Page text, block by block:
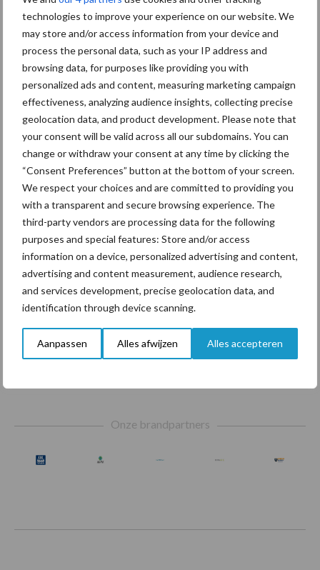
technologies to improve your experience on our website. We
may store and/or access information from your device and
process the personal data, such as your IP address and
browsing data, for purposes like providing you with
personalized ads and content, measuring marketing campaign
effectiveness, analyzing audience insights, collecting precise
geolocation data, and product development. Please note that
your consent will be valid across all our subdomains. You can
change or withdraw your consent at any time by clicking the
“Consent Preferences” button at the bottom of your screen.
We respect your choices and are committed to providing you
with a transparent and secure browsing experience. The
third-party vendors are processing data for the following
purposes and special features: Store and/or access
information on a device, personalized advertising and content,
advertising and content measurement, audience research,
and services development, precise geolocation data, and
identification through device scanning.
Aanpassen Alles afwijzen Alles accepteren
Nieuwe zaadbehandeling
tegen ritnaalden haalt goede
resultaten
Themapagina's
Diergezondheid Bemesting Fokkerij
Beregening Bijproducten
Onze brandpartners